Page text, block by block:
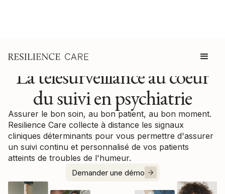
La télésurveillance au coeur
du suivi en psychiatrie
Assurer le bon soin, au bon patient, au bon moment.
Resilience Care collecte à distance les signaux
cliniques déterminants pour vous permettre d'assurer
un suivi continu et personnalisé de vos patients
atteints de troubles de l'humeur.
Demander une démo